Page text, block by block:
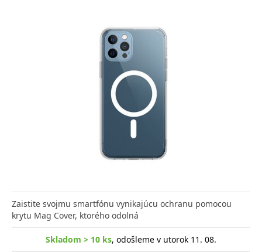
Zaistite svojmu smartfónu vynikajúcu ochranu pomocou
krytu Mag Cover, ktorého odolná
Skladom > 10 ks, odošleme v utorok 11. 08.